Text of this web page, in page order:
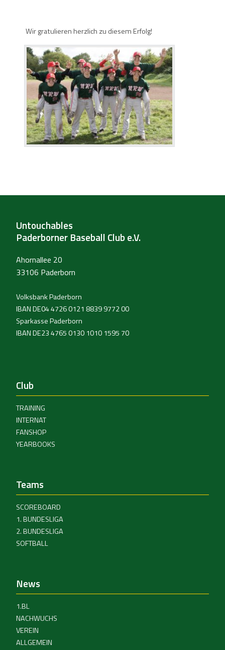
Wir gratulieren herzlich zu diesem Erfolg!
Untouchables
Paderborner Baseball Club e.V.
Ahornallee 20
33106 Paderborn
Volksbank Paderborn
IBAN DE04 4726 0121 8839 9772 00
Sparkasse Paderborn
IBAN DE23 4765 0130 1010 1595 70
Club
TRAINING
INTERNAT
FANSHOP
YEARBOOKS
Teams
SCOREBOARD
1. BUNDESLIGA
2. BUNDESLIGA
SOFTBALL
News
1.BL
NACHWUCHS
VEREIN
ALLGEMEIN